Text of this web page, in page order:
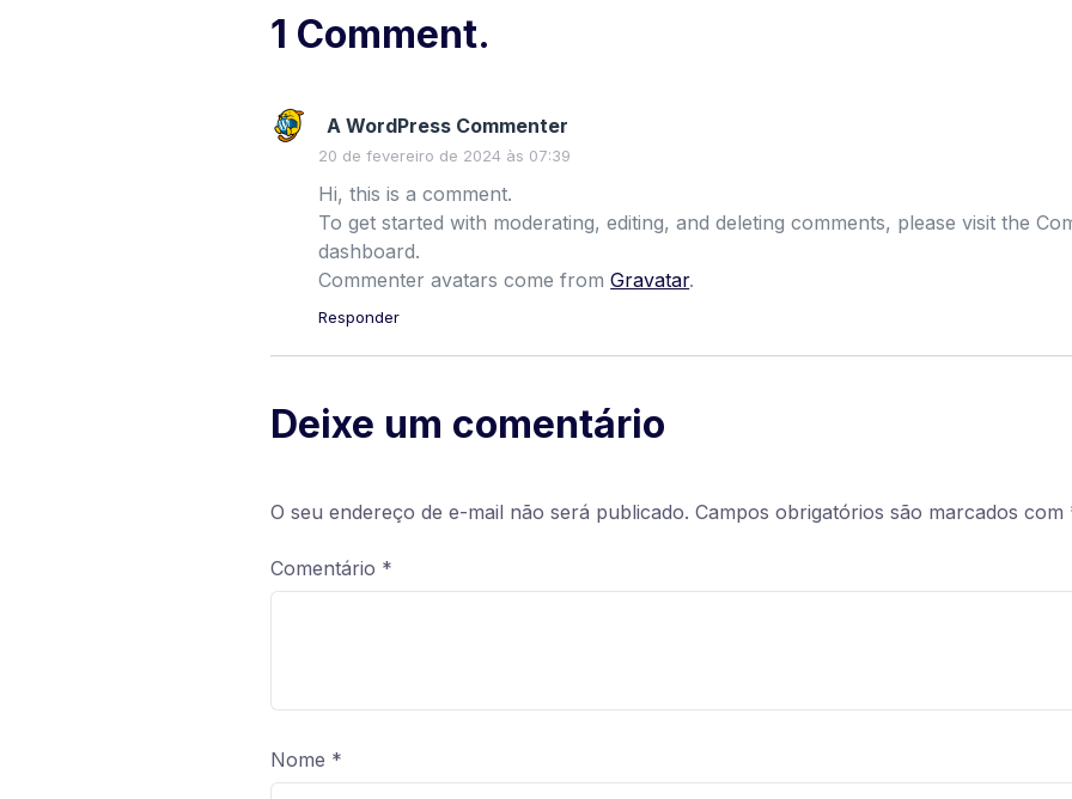
1 Comment.
A WordPress Commenter
20 de fevereiro de 2024 às 07:39
Hi, this is a comment.
To get started with moderating, editing, and deleting comments, please visit the
dashboard.
Commenter avatars come fromGravatar.
Responder
Deixe um comentário
O seu endereço de e-mail não será publicado. Campos obrigatórios são marcados com
Comentário *
Nome *